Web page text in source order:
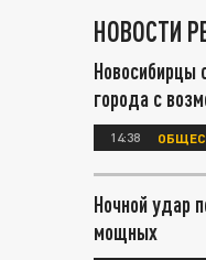
НОВОСТИ
Новосибирцы
города с
14:38
Ночной удар
мощных